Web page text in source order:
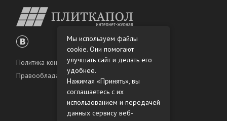
Политика конфиденциальности
Правообладателям
Мы используем файлы
cookie. Они помогают
улучшать сайт и делать его
удобнее.
Нажимая «Принять», вы
соглашаетесь с их
использованием и передачей
данных сервису веб-